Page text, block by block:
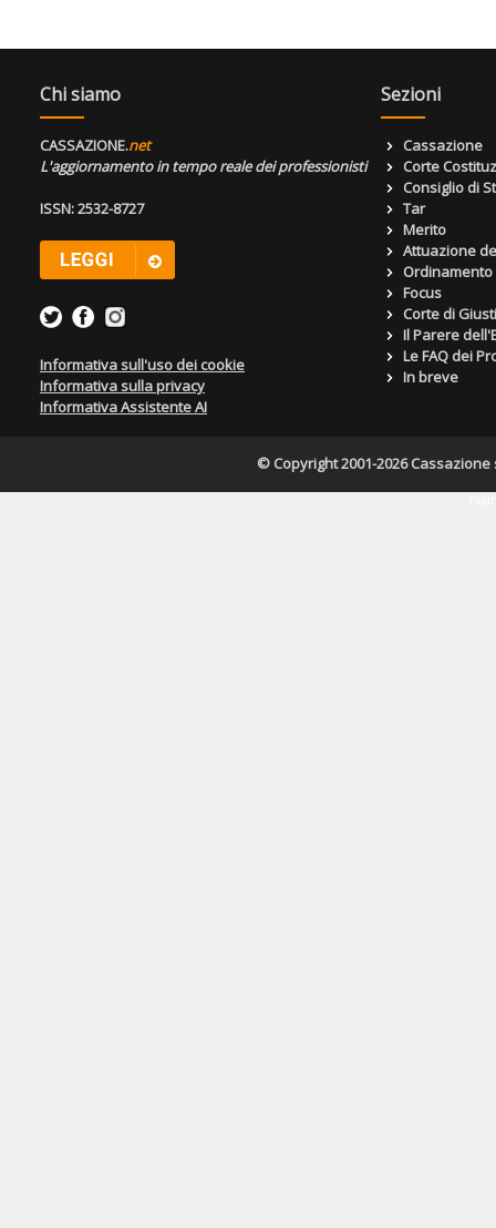
Chi siamo
CASSAZIONE.net
L'aggiornamento in tempo reale dei professionisti
ISSN: 2532-8727
Informativa sull'uso dei cookie
Informativa sulla privacy
Informativa Assistente AI
Sezioni
Cassazione
Corte
Consiglio di
Tar
Merito
Attuazione
Focus
Corte di
Il Parere
Le FAQ dei
In breve
© Copyright 2001-2026 Cassazione